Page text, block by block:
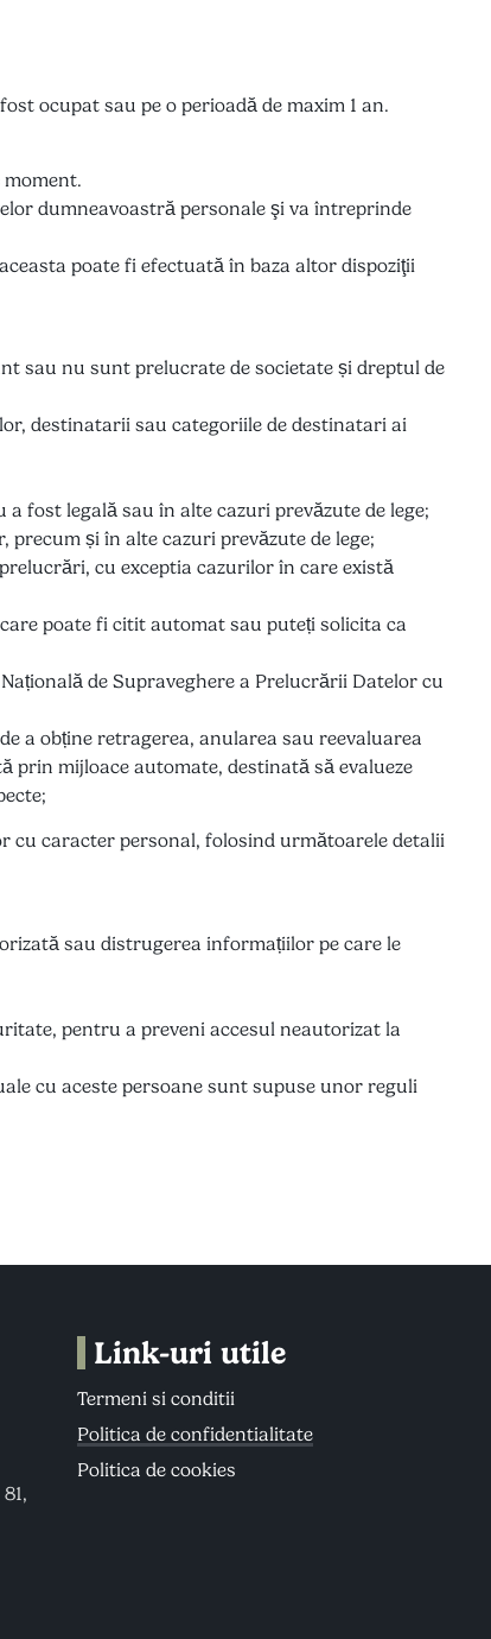
ocupat sau pe o perioadă de maxim 1 an.
dumneavoastră personale şi va întreprinde
poate fi efectuată în baza altor dispoziţii
sau nu sunt prelucrate de societate și dreptul de
destinatarii sau categoriile de destinatari ai
fost legală sau în alte cazuri prevăzute de lege;
și în alte cazuri prevăzute de lege;
cu exceptia cazurilor în care există
poate fi citit automat sau puteți solicita ca
de Supraveghere a Prelucrării Datelor cu
a obține retragerea, anularea sau reevaluarea
prin mijloace automate, destinată să evalueze
cu caracter personal, folosind următoarele detalii
sau distrugerea informațiilor pe care le
pentru a preveni accesul neautorizat la
cu aceste persoane sunt supuse unor reguli
Link-uri utile
Termeni si conditii
Politica de confidentialitate
Politica de cookies